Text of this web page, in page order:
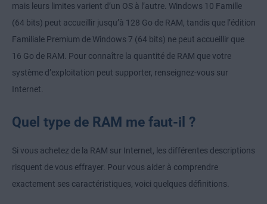
mais leurs limites varient d’un OS à l’autre. Windows 10 Famille
(64 bits) peut accueillir jusqu’à 128 Go de RAM, tandis que l’édition
Familiale Premium de Windows 7 (64 bits) ne peut accueillir que
16 Go de RAM. Pour connaître la quantité de RAM que votre
système d’exploitation peut supporter, renseignez-vous sur
Internet.
Quel type de RAM me faut-il ?
Si vous achetez de la RAM sur Internet, les différentes descriptions
risquent de vous effrayer. Pour vous aider à comprendre
exactement ses caractéristiques, voici quelques définitions.